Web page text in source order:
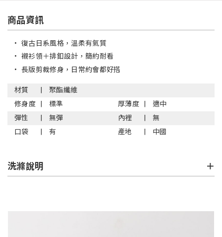
商品資訊
• 復古日系風格，溫柔有氣質
• 襯衫領＋排釦設計，簡約耐看
• 長版剪裁修身，日常約會都好搭
材質
聚酯纖維
修身度
標準 厚薄度
適中
彈性
無彈 內裡
無
口袋
有 產地 中國
洗滌說明